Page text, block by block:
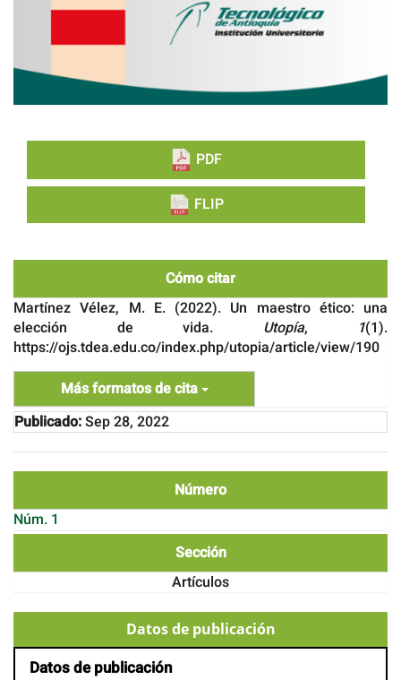
PDF
FLIP
Cómo citar
Martínez Vélez, M. E. (2022). Un maestro ético: una
elección de vida. Utopía, 1(1).
https://ojs.tdea.edu.co/index.php/utopia/article/view/190
Más formatos de cita
Publicado:Sep 28, 2022
Número
Núm. 1
Sección
Artículos
Datos de publicación
Datos de publicación